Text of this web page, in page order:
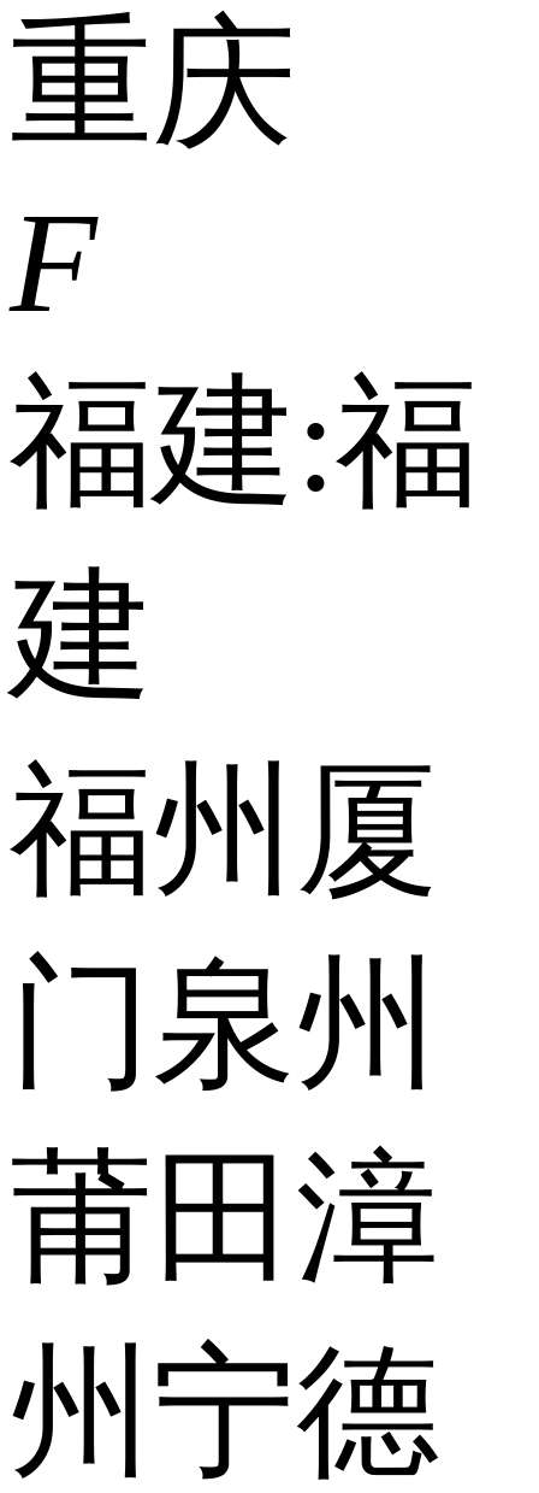
重庆
F
福建:福
建
福州 厦
门泉州
莆田 漳
州 宁德